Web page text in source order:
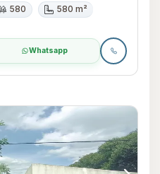
580 580 m²
Whatsapp